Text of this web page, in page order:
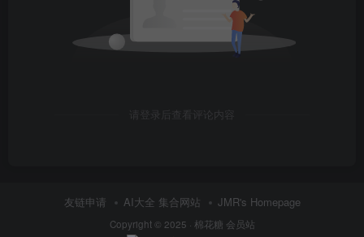
请登录后查看评论内容
友链申请 AI大全 集合网站 JMR's Homepage
Copyright © 2025 · 棉花糖 会员站